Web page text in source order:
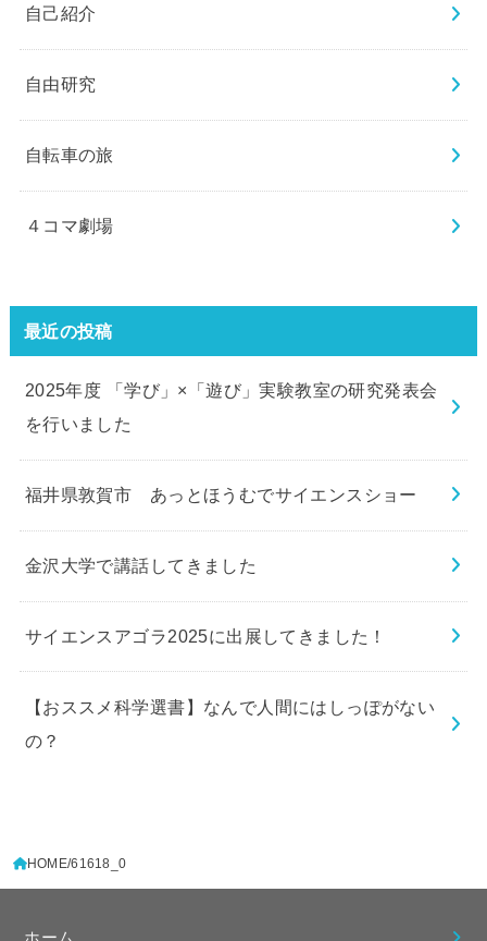
自己紹介
自由研究
自転車の旅
４コマ劇場
最近の投稿
2025年度 「学び」×「遊び」実験教室の研究発表会
を行いました
福井県敦賀市 あっとほうむでサイエンスショー
金沢大学で講話してきました
サイエンスアゴラ2025に出展してきました！
【おススメ科学選書】なんで人間にはしっぽがない
の？
HOME 61618_0